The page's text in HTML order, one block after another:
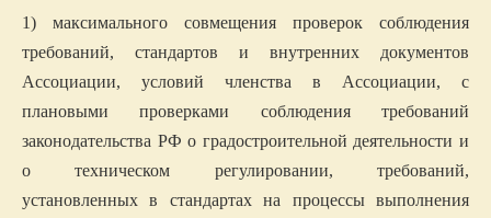
1) максимального совмещения проверок соблюдения
требований, стандартов и внутренних документов
Ассоциации, условий членства в Ассоциации, с
плановыми проверками соблюдения требований
законодательства РФ о градостроительной деятельности и
о техническом регулировании, требований,
установленных в стандартах на процессы выполнения